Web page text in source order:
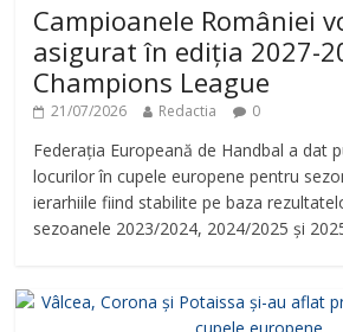
Campioanele României
asigurat în ediția 2027-
Champions League
21/07/2026 Redactia 0
Federația Europeană de Handbal a dat
locurilor în cupele europene pentru
ierarhiile fiind stabilite pe baza
sezoanele 2023/2024, 2024/2025 și